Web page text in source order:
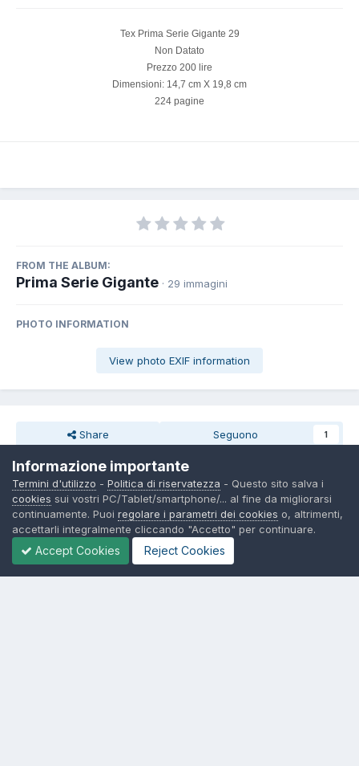
Tex Prima Serie Gigante 29
Non Datato
Prezzo 200 lire
Dimensioni: 14,7 cm X 19,8 cm
224 pagine
FROM THE ALBUM:
Prima Serie Gigante · 29 immagini
PHOTO INFORMATION
View photo EXIF information
Share Seguono 1
natural killer 269
Pubblicato11 Marzo 2015
Stupende. Grazie ancora Sandro!
Informazione importante
Termini d'utilizzo - Politica di riservatezza - Questo sito salva i
cookies sui vostri PC/Tablet/smartphone/... al fine da migliorarsi
continuamente. Puoi regolare i parametri dei cookies o, altrimenti,
accettarli integralmente cliccando "Accetto" per continuare.
Accept Cookies Reject Cookies